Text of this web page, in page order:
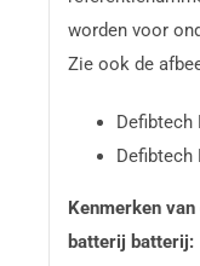
worden voor
Zie ook de
Defibtech
Defibtech
Kenmerken
batterij batterij: